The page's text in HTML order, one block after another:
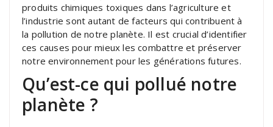
produits chimiques toxiques dans l’agriculture et
l’industrie sont autant de facteurs qui contribuent à
la pollution de notre planète. Il est crucial d’identifier
ces causes pour mieux les combattre et préserver
notre environnement pour les générations futures.
Qu’est-ce qui pollué notre
planète ?